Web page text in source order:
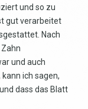
und so zu
gut verarbeitet
Nach
und auch
ich sagen,
dass das Blatt